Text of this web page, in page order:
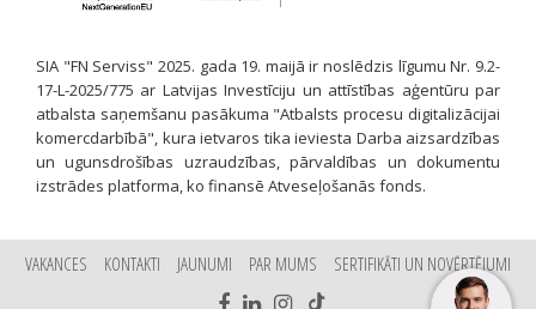
SIA "FN Serviss" 2025. gada 19. maijā ir noslēdzis līgumu Nr. 9.2-
17-L-2025/775 ar Latvijas Investīciju un attīstības aģentūru par
atbalsta saņemšanu pasākuma "Atbalsts procesu digitalizācijai
komercdarbībā", kura ietvaros tika ieviesta Darba aizsardzības
un ugunsdrošības uzraudzības, pārvaldības un dokumentu
izstrādes platforma, ko finansē Atveseļošanās fonds.
VAKANCES KONTAKTI JAUNUMI PAR MUMS SERTIFIKĀTI UN NOVĒRTĒJUMI